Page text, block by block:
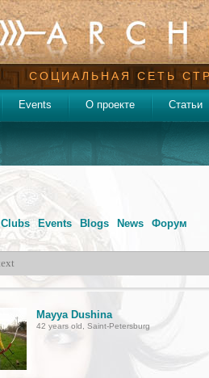
СОЦИАЛЬНАЯ СЕТЬ
Events О проекте Статьи
Clubs Events Blogs News Форум
Mayya Dushina
42 years old, Saint-Petersburg